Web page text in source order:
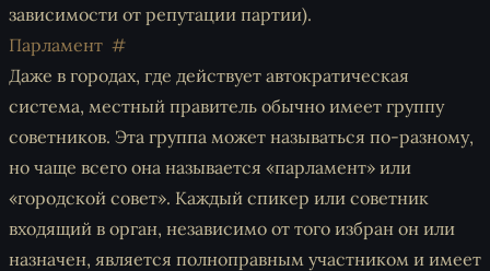
зависимости от репутации партии).
Парламент
Даже в городах, где действует автократическая
система, местный правитель обычно имеет группу
советников. Эта группа может называться по-разному,
но чаще всего она называется «парламент» или
«городской совет». Каждый спикер или советник
входящий в орган, независимо от того избран он или
назначен, является полноправным участником и имеет